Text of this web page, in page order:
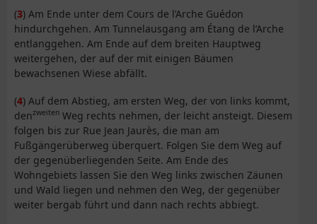
(3) Am Ende unter dem Cours de l’Arche Guédon
hindurchgehen. Am Tunnelausgang am Étang de l’Arche
entlanggehen. Am Ende auf dem breiten Hauptweg
weitergehen, der auf der mit einigen Bäumen
bewachsenen Wiese abfällt.
(4) Auf dem Abstieg, am ersten Weg, der von links kommt,
denzweiten Weg rechts nehmen, der leicht ansteigt. Diesem
folgen bis zur Rue Jean Jaurès, die man am
Fußgängerüberweg überquert. Folgen Sie dem Weg auf
der gegenüberliegenden Seite. Am Ende des
Wohngebiets lassen Sie den Weg links zwischen Zäunen
und Wald liegen und nehmen den Weg, der gegenüber
weiter bergab führt und dann nach rechts abbiegt.